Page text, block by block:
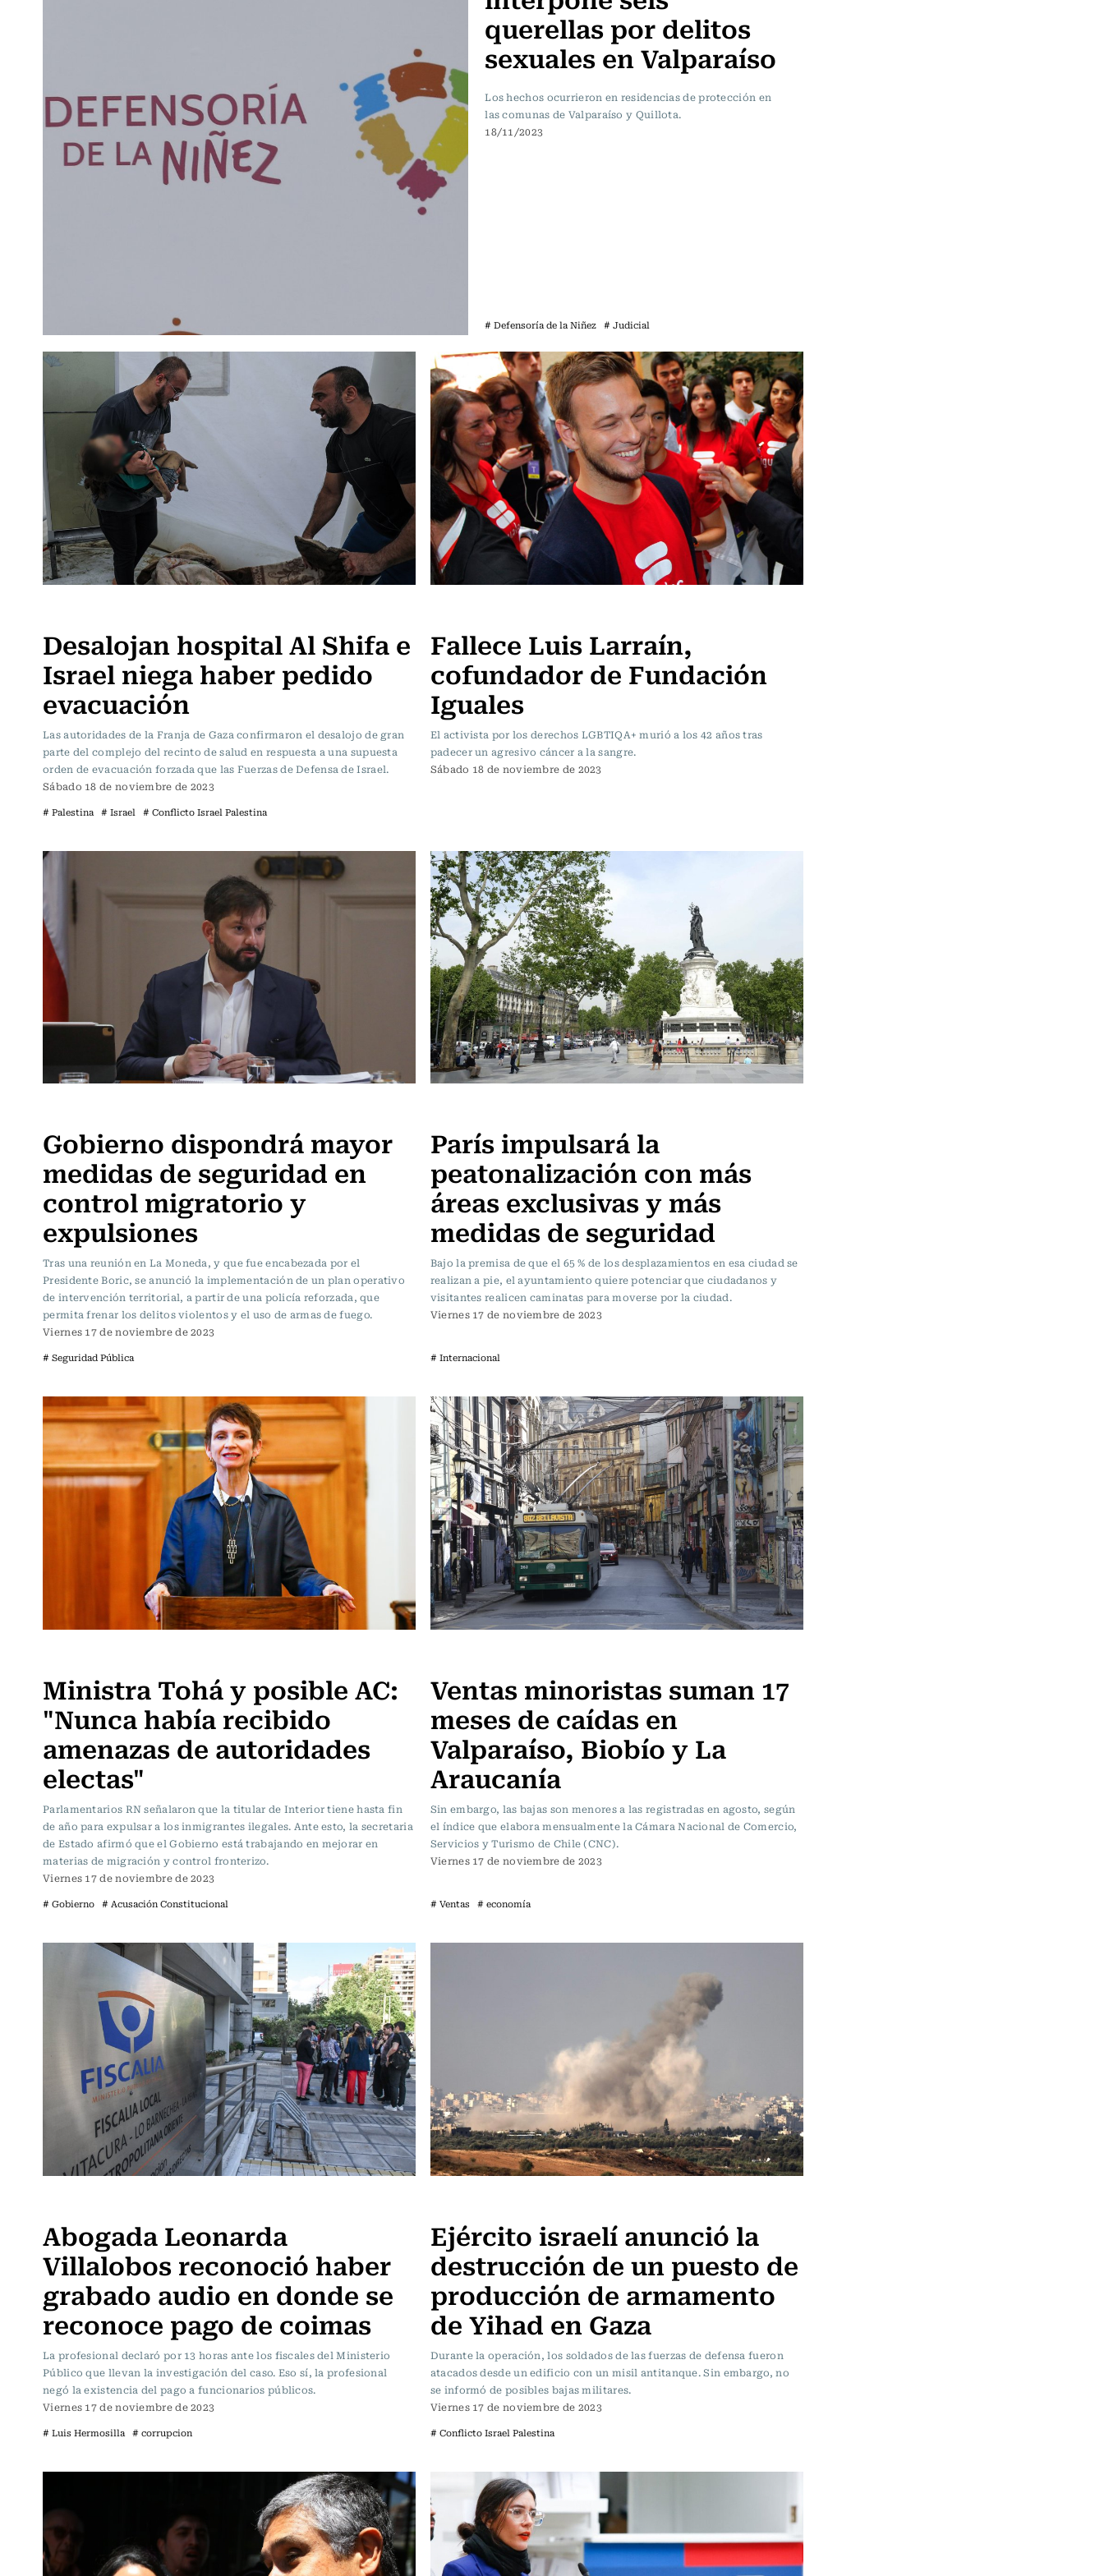
querellas por delitos
sexuales en Valparaíso
Los hechos ocurrieron en residencias de protección en
las comunas de Valparaíso y Quillota.
18/11/2023
# Defensoría de la Niñez # Judicial
Desalojan hospital Al Shifa e
Israel niega haber pedido
evacuación
Las autoridades de la Franja de Gaza confirmaron el desalojo de gran
parte del complejo del recinto de salud en respuesta a una supuesta
orden de evacuación forzada que las Fuerzas de Defensa de Israel.
Sábado 18 de noviembre de 2023
# Palestina # Israel # Conflicto Israel Palestina
Fallece Luis Larraín,
cofundador de Fundación
Iguales
El activista por los derechos LGBTIQA+ murió a los 42 años tras
padecer un agresivo cáncer a la sangre.
Sábado 18 de noviembre de 2023
Gobierno dispondrá mayor
medidas de seguridad en
control migratorio y
expulsiones
Tras una reunión en La Moneda, y que fue encabezada por el
Presidente Boric, se anunció la implementación de un plan operativo
de intervención territorial, a partir de una policía reforzada, que
permita frenar los delitos violentos y el uso de armas de fuego.
Viernes 17 de noviembre de 2023
# Seguridad Pública
París impulsará la
peatonalización con más
áreas exclusivas y más
medidas de seguridad
Bajo la premisa de que el 65 % de los desplazamientos en esa ciudad se
realizan a pie, el ayuntamiento quiere potenciar que ciudadanos y
visitantes realicen caminatas para moverse por la ciudad.
Viernes 17 de noviembre de 2023
# Internacional
Ministra Tohá y posible AC:
"Nunca había recibido
amenazas de autoridades
electas"
Parlamentarios RN señalaron que la titular de Interior tiene hasta fin
de año para expulsar a los inmigrantes ilegales. Ante esto, la secretaria
de Estado afirmó que el Gobierno está trabajando en mejorar en
materias de migración y control fronterizo.
Viernes 17 de noviembre de 2023
# Gobierno # Acusación Constitucional
Ventas minoristas suman 17
meses de caídas en
Valparaíso, Biobío y La
Araucanía
Sin embargo, las bajas son menores a las registradas en agosto, según
el índice que elabora mensualmente la Cámara Nacional de Comercio,
Servicios y Turismo de Chile (CNC).
Viernes 17 de noviembre de 2023
# Ventas # economía
Abogada Leonarda
Villalobos reconoció haber
grabado audio en donde se
reconoce pago de coimas
La profesional declaró por 13 horas ante los fiscales del Ministerio
Público que llevan la investigación del caso. Eso sí, la profesional
negó la existencia del pago a funcionarios públicos.
Viernes 17 de noviembre de 2023
# Luis Hermosilla # corrupcion
Ejército israelí anunció la
destrucción de un puesto de
producción de armamento
de Yihad en Gaza
Durante la operación, los soldados de las fuerzas de defensa fueron
atacados desde un edificio con un misil antitanque. Sin embargo, no
se informó de posibles bajas militares.
Viernes 17 de noviembre de 2023
# Conflicto Israel Palestina